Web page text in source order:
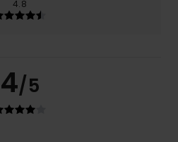
4.8
4/5